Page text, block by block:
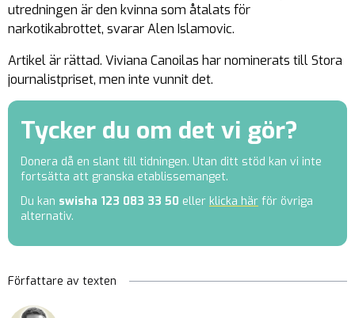
utredningen är den kvinna som åtalats för
narkotikabrottet, svarar Alen Islamovic.
Artikel är rättad. Viviana Canoilas har nominerats till Stora
journalistpriset, men inte vunnit det.
Tycker du om det vi gör?
Donera då en slant till tidningen. Utan ditt stöd kan vi inte
fortsätta att granska etablissemanget.
Du kan swisha 123 083 33 50 eller klicka här för övriga
alternativ.
Författare av texten